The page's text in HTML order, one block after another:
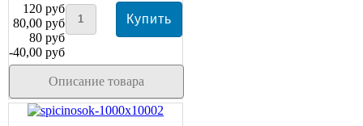
120 руб
80,00 руб
80 руб
-40,00 руб
Описание товара